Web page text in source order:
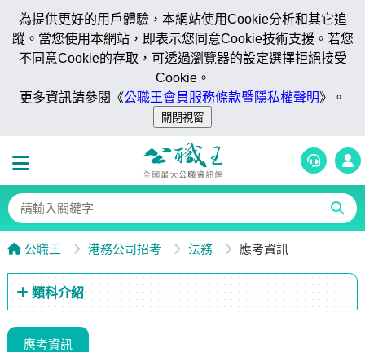
為提供更好的用戶體驗，本網站使用Cookie分析和其它追
蹤。當您使用本網站，即表示您同意Cookie技術支援。若您
不同意Cookie的存取，可透過瀏覽器的設定選擇拒絕接受
Cookie。
更多資訊請參閱《公職王會員服務條款暨隱私權聲明》。
公職王 港務公司招考 法務 應考資訊
類科介紹
應考資訊